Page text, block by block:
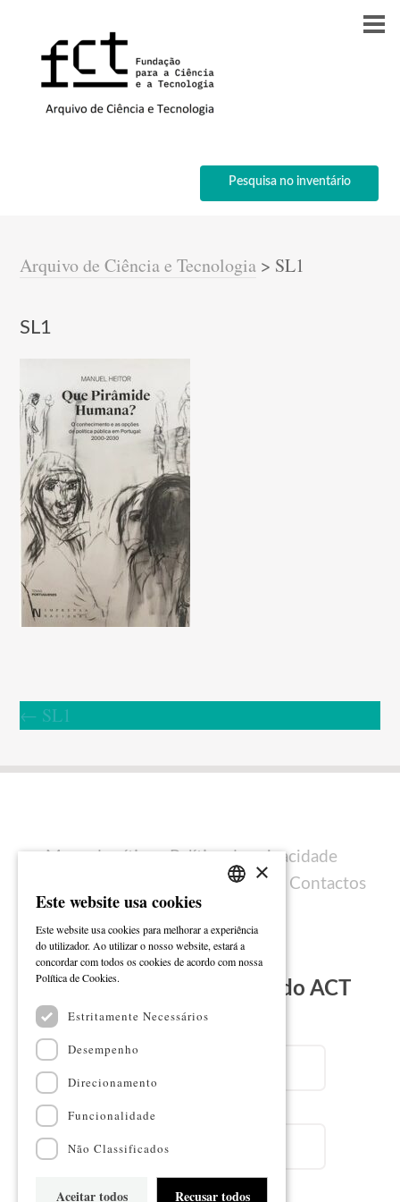
Pesquisa no inventário
Arquivo de Ciência e Tecnologia > SL1
SL1
← SL1
Mapa do sítio
Política de privacidade
Ficha técnica Contactos
Subscreva a Newsletter do ACT
ENGLISH
×
Este website usa cookies
Este website usa cookies para melhorar a experiência
do utilizador. Ao utilizar o nosso website, estará a
concordar com todos os cookies de acordo com nossa
Política de Cookies.
Estritamente Necessários
Desempenho
Direcionamento
Funcionalidade
Não Classificados
Aceitar todos Recusar todos